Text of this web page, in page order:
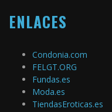
ENLACES
Condonia.com
FELGT.ORG
Fundas.es
Moda.es
TiendasEroticas.es